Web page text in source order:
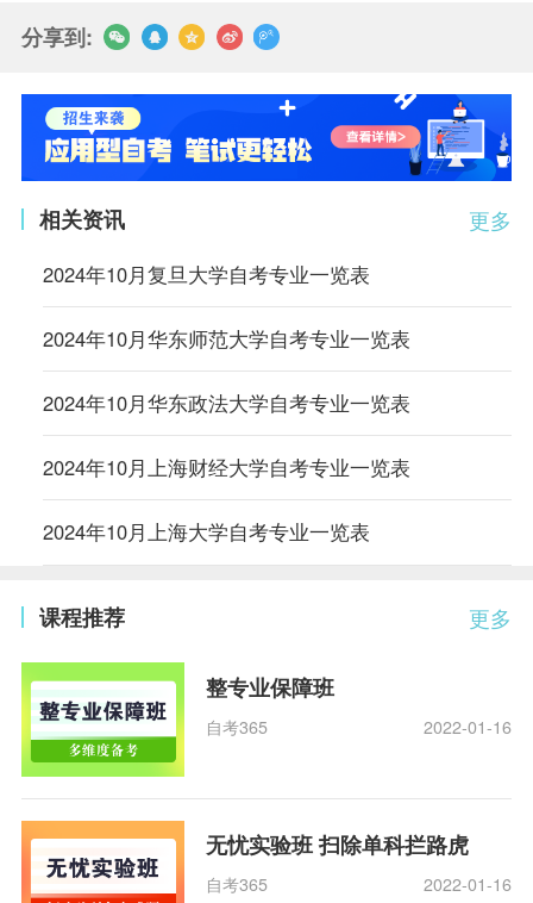
分享到:
更多
相关资讯
2024年10月复旦大学自考专业一览表
2024年10月华东师范大学自考专业一览表
2024年10月华东政法大学自考专业一览表
2024年10月上海财经大学自考专业一览表
2024年10月上海大学自考专业一览表
更多
课程推荐
整专业保障班
自考365 2022-01-16
无忧实验班 扫除单科拦路虎
自考365 2022-01-16